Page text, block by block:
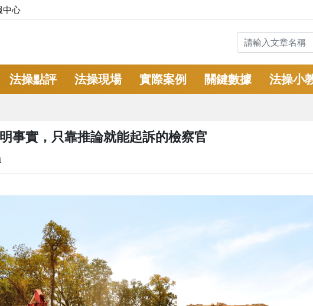
中心
法操點評 法操現場 實際案例 關鍵數據 法操小
事實，只靠推論就能起訴的檢察官